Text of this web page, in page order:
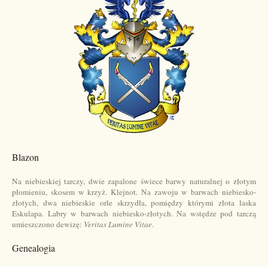
Blazon
Na niebieskiej tarczy, dwie zapalone świece barwy naturalnej o złotym
płomieniu, skosem w krzyż. Klejnot. Na zawoju w barwach niebiesko-
złotych, dwa niebieskie orle skrzydła, pomiędzy którymi złota laska
Eskulapa. Labry w barwach niebiesko-złotych. Na wstędze pod tarczą
umieszczono dewizę: Veritas Lumine Vitae.
Genealogia